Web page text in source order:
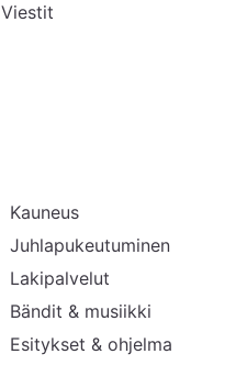
Viestit
Kauneus
Juhlapukeutuminen
Lakipalvelut
Bändit & musiikki
Esitykset & ohjelma